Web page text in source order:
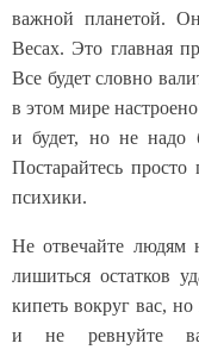
важной планетой.
Весах. Это главная
Все будет словно
в этом мире
и будет, но не надо
Постарайтесь
психики.
Не отвечайте людям
лишиться остатков
кипеть вокруг вас,
и не ревнуйте